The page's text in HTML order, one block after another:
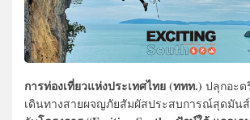
การท่องเที่ยวแห่งประเทศไทย (ททท.) ปลุกอะ
เดินทางสายผจญภัยสัมผัสประสบการณ์สุดมัน